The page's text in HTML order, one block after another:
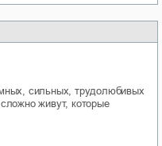
сильных, трудолюбивых
живут, которые